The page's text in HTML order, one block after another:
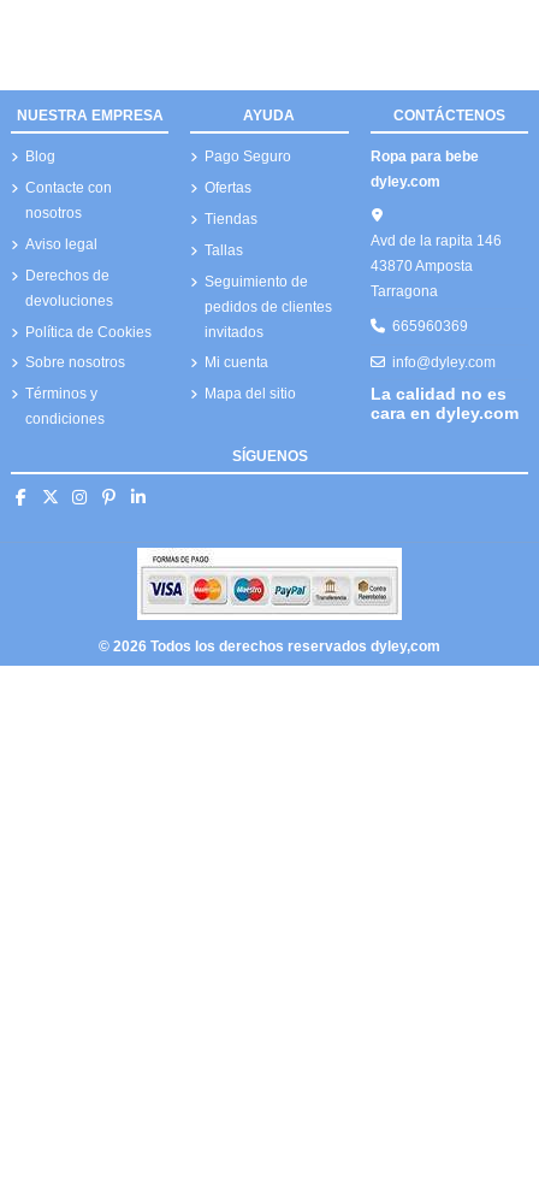
NUESTRA EMPRESA
Blog
Contacte con
nosotros
Aviso legal
Derechos de
devoluciones
Política de Cookies
Sobre nosotros
Términos y
condiciones
AYUDA
Pago Seguro
Ofertas
Tiendas
Tallas
Seguimiento de
pedidos de clientes
invitados
Mi cuenta
Mapa del sitio
CONTÁCTENOS
Ropa para bebe
dyley.com
Avd de la rapita 146
43870 Amposta
Tarragona
665960369
info@dyley.com
La calidad no es
cara en dyley.com
SÍGUENOS
© 2026 Todos los derechos reservados dyley,com